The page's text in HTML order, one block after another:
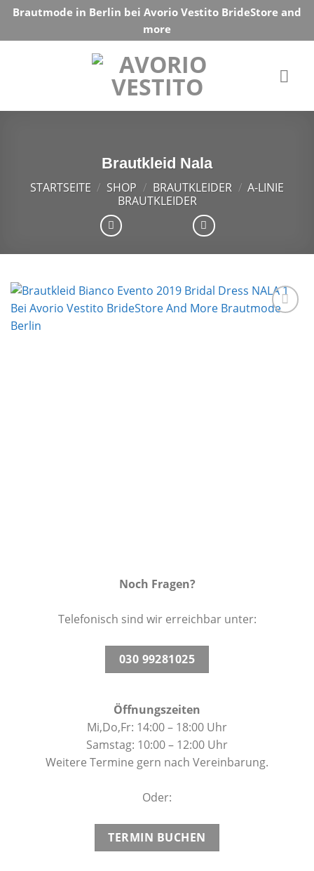
Skip
content
Brautmode in Berlin bei Avorio Vestito BrideStore and
more
Brautkleid Nala
STARTSEITE / SHOP / BRAUTKLEIDER / A-LINIE
BRAUTKLEIDER
Noch Fragen?
Telefonisch sind wir erreichbar unter:
030 99281025
Öffnungszeiten
Mi,Do,Fr: 14:00 – 18:00 Uhr
Samstag: 10:00 – 12:00 Uhr
Weitere Termine gern nach Vereinbarung.
Oder:
TERMIN BUCHEN